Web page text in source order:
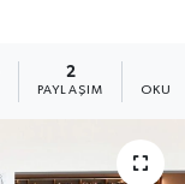
2
PAYLAŞIM